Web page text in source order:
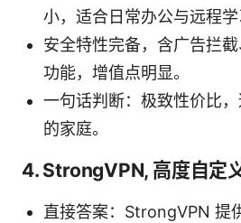
小，适合日常办公与远程学
安全特性完备，含广告拦
功能，增值点明显。
一句话判断：极致性价比
的家庭。
4. StrongVPN, 高度自定
直接答案：StrongVPN 提